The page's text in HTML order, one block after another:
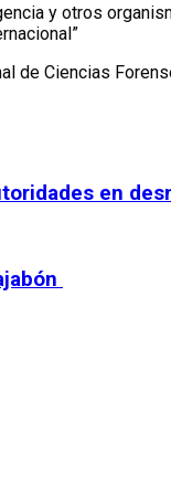
y otros
de Ciencias
en